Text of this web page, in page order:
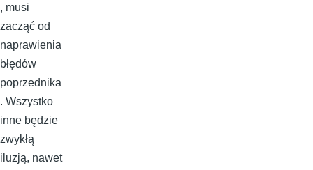
, musi
zacząć od
naprawienia
błędów
poprzednika
. Wszystko
inne będzie
zwykłą
iluzją, nawet